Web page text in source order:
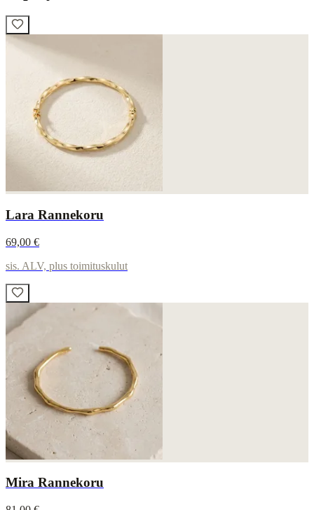
Lara Rannekoru
69,00 €
sis. ALV, plus toimituskulut
Mira Rannekoru